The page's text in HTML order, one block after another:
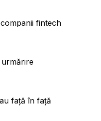
fintech
față în față